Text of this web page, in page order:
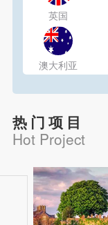
日本
英国
澳大利亚
瑞士
热门项目
Hot Project